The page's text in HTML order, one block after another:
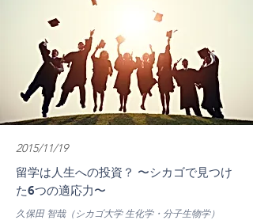
2015/11/19
留学は人生への投資？ 〜シカゴで見つけ
た6つの適応力〜
久保田 智哉（シカゴ大学 生化学・分子生物学）